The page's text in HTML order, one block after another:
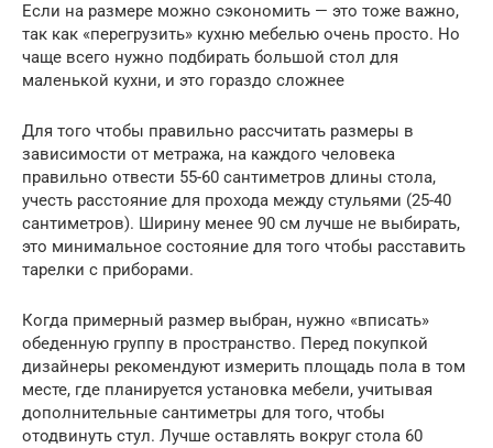
Если на размере можно сэкономить — это тоже важно,
так как «перегрузить» кухню мебелью очень просто. Но
чаще всего нужно подбирать большой стол для
маленькой кухни, и это гораздо сложнее
Для того чтобы правильно рассчитать размеры в
зависимости от метража, на каждого человека
правильно отвести 55-60 сантиметров длины стола,
учесть расстояние для прохода между стульями (25-40
сантиметров). Ширину менее 90 см лучше не выбирать,
это минимальное состояние для того чтобы расставить
тарелки с приборами.
Когда примерный размер выбран, нужно «вписать»
обеденную группу в пространство. Перед покупкой
дизайнеры рекомендуют измерить площадь пола в том
месте, где планируется установка мебели, учитывая
дополнительные сантиметры для того, чтобы
отодвинуть стул. Лучше оставлять вокруг стола 60